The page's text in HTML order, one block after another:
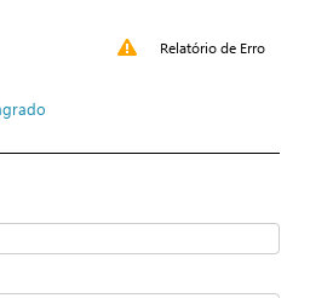
Relatório de Erro